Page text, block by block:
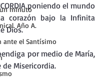
minuto
Año A.
ante el Santísimo
poniendo el mundo
corazón bajo la Infinita
Dios.
por medio de María,
de Misericordia.